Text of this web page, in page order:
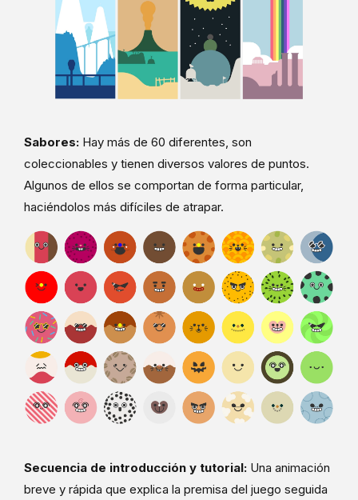
Sabores: Hay más de 60 diferentes, son
coleccionables y tienen diversos valores de puntos.
Algunos de ellos se comportan de forma particular,
haciéndolos más difíciles de atrapar.
Secuencia de introducción y tutorial: Una animación
breve y rápida que explica la premisa del juego seguida